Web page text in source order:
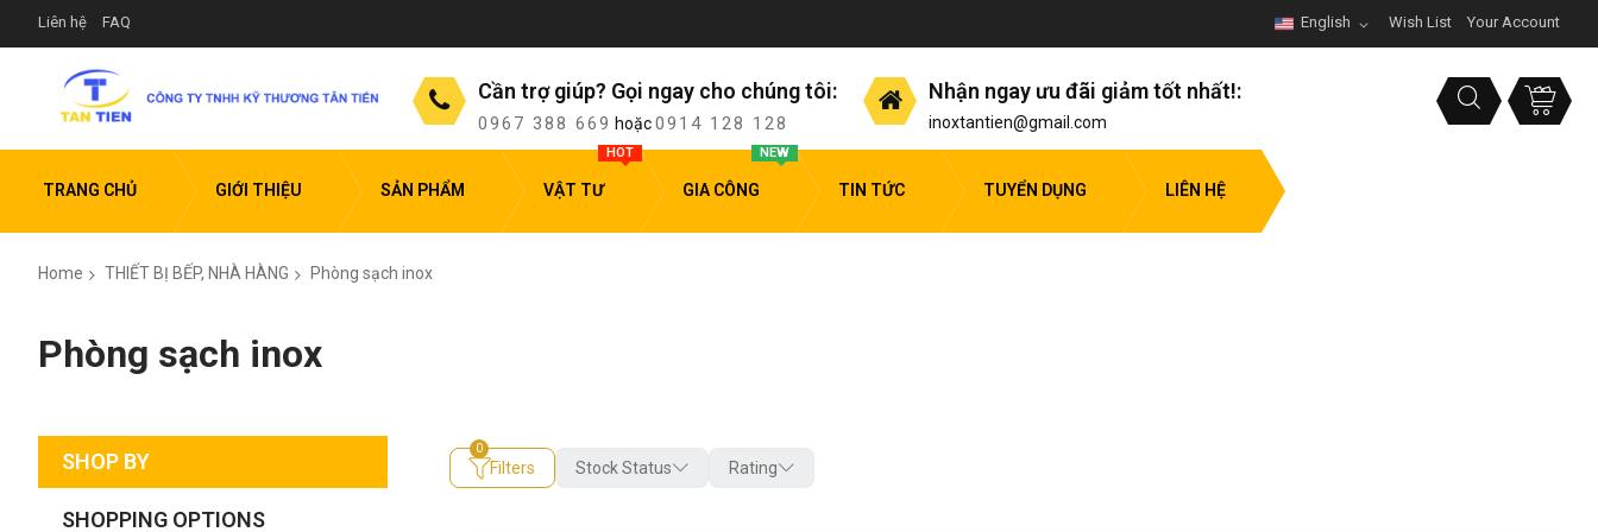
Liên hệ FAQ Wish List Your Account
English
Cần trợ giúp? Gọi ngay cho chúng tôi:
0967 388 669 hoặc0914 128 128
Nhận ngay ưu đãi giảm tốt nhất!:
inoxtantien@gmail.com
TRANG CHỦ GIỚI THIỆU SẢN PHẨM VẬT TƯ
HOT
GIA CÔNG
NEW
TIN TỨC TUYỂN DỤNG LIÊN HỆ
Home THIẾT BỊ BẾP, NHÀ HÀNG Phòng sạch inox
Phòng sạch inox
Filters Stock Status Rating
SHOP BY
SHOPPING OPTIONS